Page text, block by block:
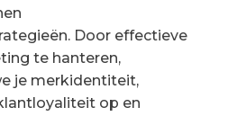
Door effectieve
te hanteren,
je merkidentiteit,
op en